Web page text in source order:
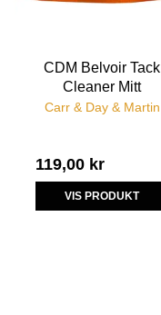
CDM Belvoir Tack
Cleaner Mitt
Carr & Day & Martin
119,00 kr
VIS PRODUKT